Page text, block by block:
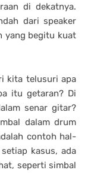
di dekatnya.
dari speaker
yang begitu kuat
kita telusuri apa
itu getaran? Di
senar gitar?
dalam drum
contoh hal-
kasus, ada
seperti simbal